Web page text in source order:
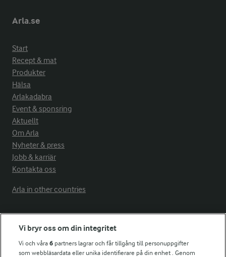
Arla.se
Start
Recept & mat
Produkter
Hälsa
Arlakadabra
Event & sponsring
Aktuellt
Om Arla
Nyheter & press
Jobb & karriär
Kontakta oss
Arla in other countries
Fler Arlasajter
För ägare
Vi bryr oss om din integritet
Vi och våra6 partners lagrar och får tillgång till personuppgifter
som webbläsardata eller unika identifierare på din enhet . Genom